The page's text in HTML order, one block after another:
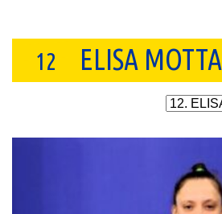
12 ELISA MOTTA